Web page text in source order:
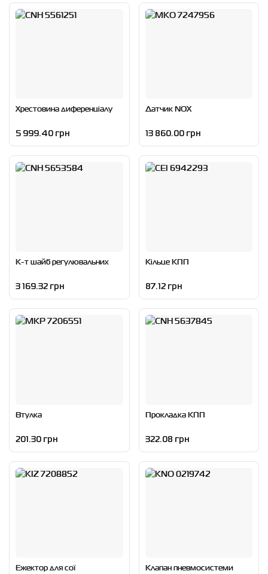
Хрестовина диференціалу
5 999.40 грн
Датчик NOX
13 860.00 грн
К-т шайб регулювальних
3 169.32 грн
Кільце КПП
87.12 грн
Втулка
201.30 грн
Прокладка КПП
322.08 грн
Ежектор для сої Клапан пневмосистеми